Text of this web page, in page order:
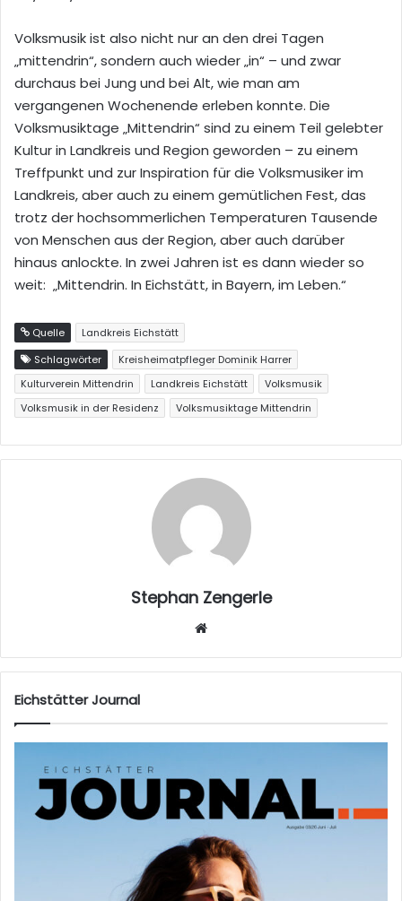
Volksmusik ist also nicht nur an den drei Tagen
„mittendrin“, sondern auch wieder „in“ – und zwar
durchaus bei Jung und bei Alt, wie man am
vergangenen Wochenende erleben konnte. Die
Volksmusiktage „Mittendrin“ sind zu einem Teil gelebter
Kultur in Landkreis und Region geworden – zu einem
Treffpunkt und zur Inspiration für die Volksmusiker im
Landkreis, aber auch zu einem gemütlichen Fest, das
trotz der hochsommerlichen Temperaturen Tausende
von Menschen aus der Region, aber auch darüber
hinaus anlockte. In zwei Jahren ist es dann wieder so
weit: „Mittendrin. In Eichstätt, in Bayern, im Leben.“
Quelle
Landkreis Eichstätt
Schlagwörter
Kreisheimatpfleger Dominik Harrer
Kulturverein Mittendrin
Landkreis Eichstätt
Volksmusik
Volksmusik in der Residenz
Volksmusiktage Mittendrin
Stephan Zengerle
sei
Eichstätter Journal